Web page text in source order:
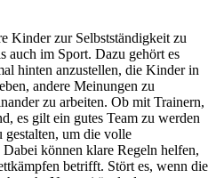
Kinder zur Selbstständigkeit zu
auch im Sport. Dazu gehört es
hinten anzustellen, die Kinder in
andere Meinungen zu
zu arbeiten. Ob mit Trainern,
es gilt ein gutes Team zu werden
gestalten, um die volle
können klare Regeln helfen,
betrifft. Stört es, wenn die